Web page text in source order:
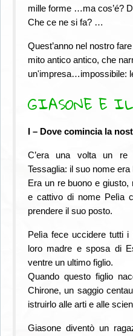
mille forme …ma cos’é?
Che ce ne si fa? …
Quest’anno nel nostro
mito antico antico, che
un'impresa…impossibile:
GIASONE E IL
I – Dove comincia la
C’era una volta un
Tessaglia: il suo nome era
Era un re buono e
e cattivo di nome Pelìa
prendere il suo posto.
Pelìa fece uccidere tutti
loro madre e sposa di
ventre un ultimo figlio.
Quando questo figlio
Chirone, un saggio
istruirlo alle arti e alle
Giasone diventò un